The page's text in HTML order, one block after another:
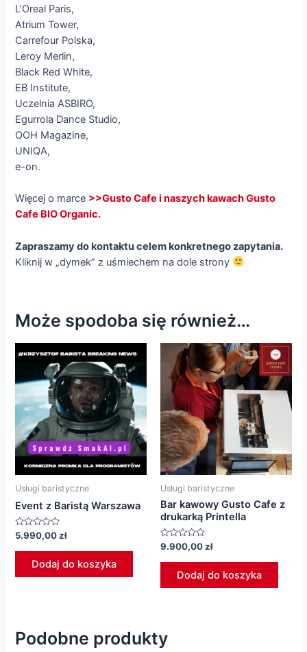
L’Oreal Paris,
Atrium Tower,
Carrefour Polska,
Leroy Merlin,
Black Red White,
EB Institute,
Uczelnia ASBIRO,
Egurrola Dance Studio,
OOH Magazine,
UNIQA,
e-on.
Więcej o marce >>Gusto Cafe i naszych kawach Gusto
Cafe BIO Organic.
Zapraszamy do kontaktucelem konkretnego zapytania.
Kliknij w „dymek” z uśmiechem na dole strony
Może spodoba się również…
Usługi baristyczne
Event z Baristą Warszawa
Oceniono
0
na
5.990,00zł
Dodaj do koszyka
Usługi baristyczne
Bar kawowy Gusto Cafe z
drukarką Printella
Oceniono
0
na
9.900,00zł
Dodaj do koszyka
Podobne produkty